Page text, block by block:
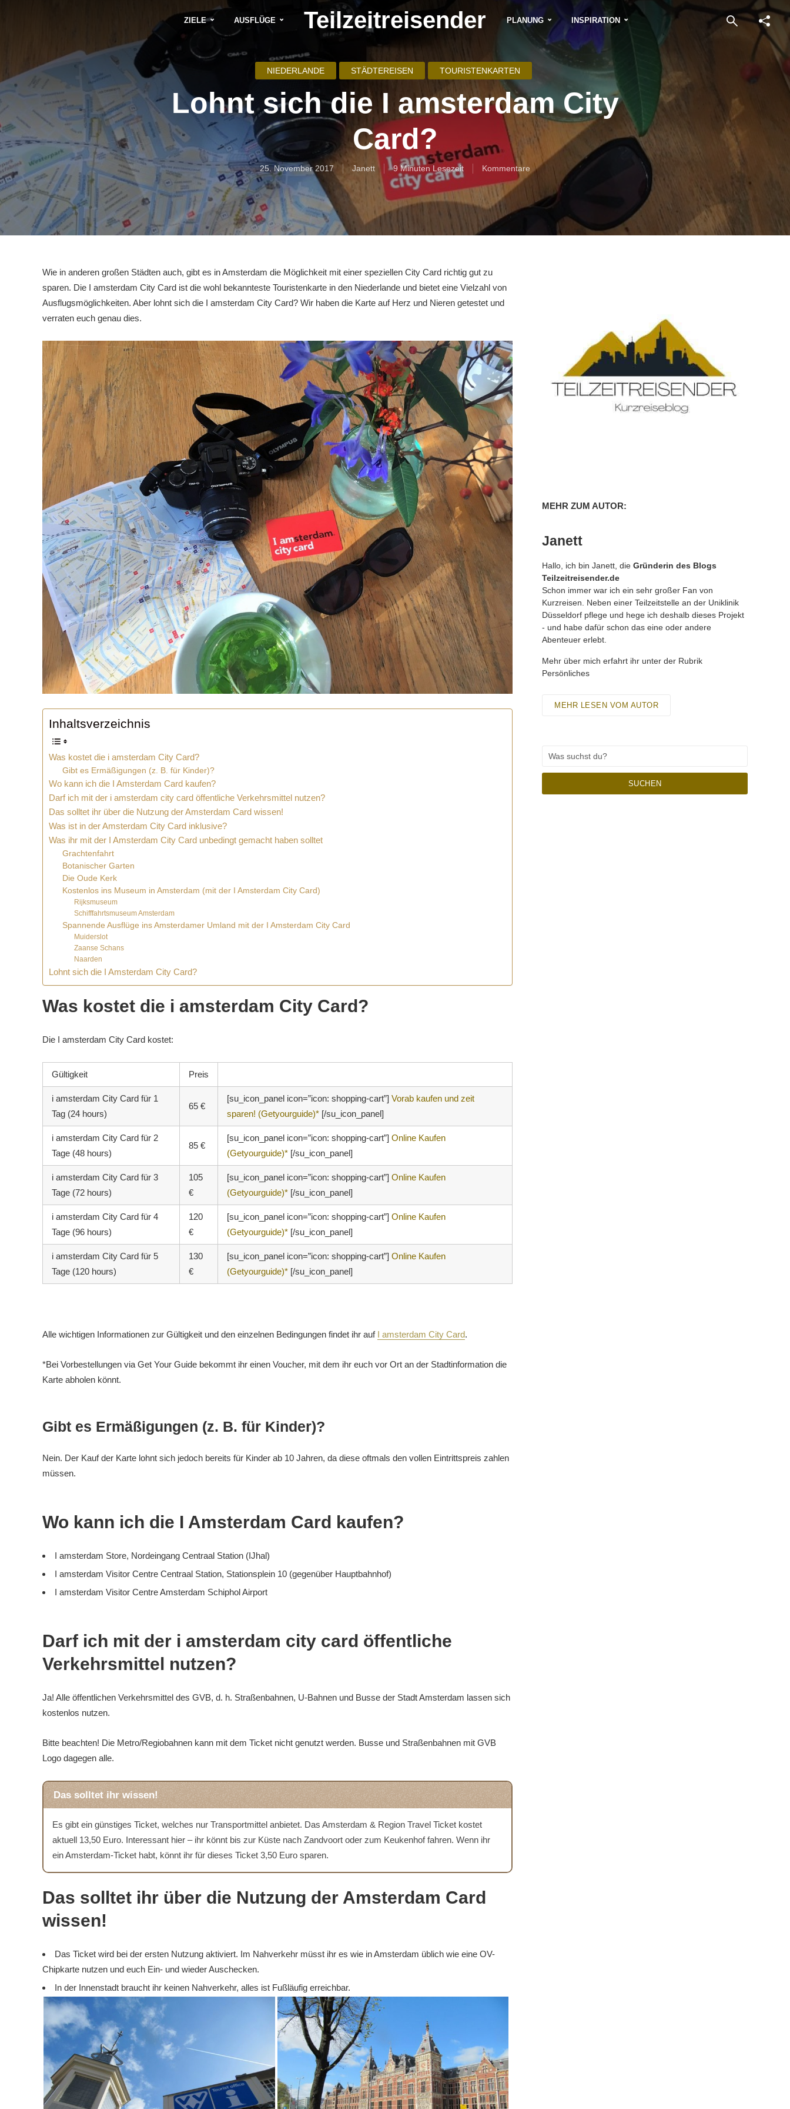
ZIELE AUSFLÜGE Teilzeitreisender PLANUNG INSPIRATION
NIEDERLANDE STÄDTEREISEN TOURISTENKARTEN
Lohnt sich die I amsterdam City
Card?
25. November 2017 Janett 9 Minuten Lesezeit Kommentare
Wie in anderen großen Städten auch, gibt es in Amsterdam die Möglichkeit mit einer speziellen City Card richtig gut zu
sparen. Die I amsterdam City Card ist die wohl bekannteste Touristenkarte in den Niederlande und bietet eine Vielzahl von
Ausflugsmöglichkeiten. Aber lohnt sich die I amsterdam City Card? Wir haben die Karte auf Herz und Nieren getestet und
verraten euch genau dies.
Inhaltsverzeichnis
Was kostet die i amsterdam City Card?
Gibt es Ermäßigungen (z. B. für Kinder)?
Wo kann ich die I Amsterdam Card kaufen?
Darf ich mit der i amsterdam city card öffentliche Verkehrsmittel nutzen?
Das solltet ihr über die Nutzung der Amsterdam Card wissen!
Was ist in der Amsterdam City Card inklusive?
Was ihr mit der I Amsterdam City Card unbedingt gemacht haben solltet
Grachtenfahrt
Botanischer Garten
Die Oude Kerk
Kostenlos ins Museum in Amsterdam (mit der I Amsterdam City Card)
Rijksmuseum
Schifffahrtsmuseum Amsterdam
Spannende Ausflüge ins Amsterdamer Umland mit der I Amsterdam City Card
Muiderslot
Zaanse Schans
Naarden
Lohnt sich die I Amsterdam City Card?
Was kostet die i amsterdam City Card?
Die I amsterdam City Card kostet:
Gültigkeit Preis
i amsterdam City Card für 1
Tag (24 hours)
65 €
[su_icon_panel icon=”icon: shopping-cart”] Vorab kaufen und zeit
sparen! (Getyourguide)* [/su_icon_panel]
i amsterdam City Card für 2
Tage (48 hours)
85 €
[su_icon_panel icon=”icon: shopping-cart”] Online Kaufen
(Getyourguide)* [/su_icon_panel]
i amsterdam City Card für 3
Tage (72 hours)
105
€
[su_icon_panel icon=”icon: shopping-cart”] Online Kaufen
(Getyourguide)* [/su_icon_panel]
i amsterdam City Card für 4
Tage (96 hours)
120
€
[su_icon_panel icon=”icon: shopping-cart”] Online Kaufen
(Getyourguide)* [/su_icon_panel]
i amsterdam City Card für 5
Tage (120 hours)
130
€
[su_icon_panel icon=”icon: shopping-cart”] Online Kaufen
(Getyourguide)* [/su_icon_panel]
Alle wichtigen Informationen zur Gültigkeit und den einzelnen Bedingungen findet ihr auf I amsterdam City Card.
*Bei Vorbestellungen via Get Your Guide bekommt ihr einen Voucher, mit dem ihr euch vor Ort an der Stadtinformation die
Karte abholen könnt.
Gibt es Ermäßigungen (z. B. für Kinder)?
Nein. Der Kauf der Karte lohnt sich jedoch bereits für Kinder ab 10 Jahren, da diese oftmals den vollen Eintrittspreis zahlen
müssen.
Wo kann ich die I Amsterdam Card kaufen?
I amsterdam Store, Nordeingang Centraal Station (IJhal)
I amsterdam Visitor Centre Centraal Station, Stationsplein 10 (gegenüber Hauptbahnhof)
I amsterdam Visitor Centre Amsterdam Schiphol Airport
Darf ich mit der i amsterdam city card öffentliche
Verkehrsmittel nutzen?
Ja! Alle öffentlichen Verkehrsmittel des GVB, d. h. Straßenbahnen, U-Bahnen und Busse der Stadt Amsterdam lassen sich
kostenlos nutzen.
Bitte beachten! Die Metro/Regiobahnen kann mit dem Ticket nicht genutzt werden. Busse und Straßenbahnen mit GVB
Logo dagegen alle.
Das solltet ihr wissen!
Es gibt ein günstiges Ticket, welches nur Transportmittel anbietet. Das Amsterdam & Region Travel Ticket kostet
aktuell 13,50 Euro. Interessant hier – ihr könnt bis zur Küste nach Zandvoort oder zum Keukenhof fahren. Wenn ihr
ein Amsterdam-Ticket habt, könnt ihr für dieses Ticket 3,50 Euro sparen.
Das solltet ihr über die Nutzung der Amsterdam Card
wissen!
Das Ticket wird bei der ersten Nutzung aktiviert. Im Nahverkehr müsst ihr es wie in Amsterdam üblich wie eine OV-
Chipkarte nutzen und euch Ein- und wieder Auschecken.
In der Innenstadt braucht ihr keinen Nahverkehr, alles ist Fußläufig erreichbar.
MEHR ZUM AUTOR:
Janett
Hallo, ich bin Janett, die Gründerin des Blogs
Teilzeitreisender.de
Schon immer war ich ein sehr großer Fan von
Kurzreisen. Neben einer Teilzeitstelle an der Uniklinik
Düsseldorf pflege und hege ich deshalb dieses Projekt
- und habe dafür schon das eine oder andere
Abenteuer erlebt.
Mehr über mich erfahrt ihr unter der Rubrik
Persönliches
MEHR LESEN VOM AUTOR
SUCHEN